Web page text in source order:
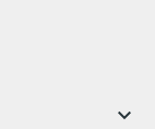
keyboard_arrow_down